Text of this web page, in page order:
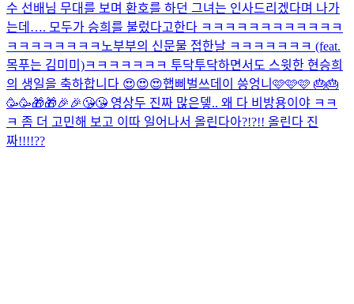
수 선배님 무대를 보며 환호를 하던 그녀는 인사드리겠다며 나가
는데…. 모두가 승희를 불렀다고한다 ㅋㅋㅋㅋㅋㅋㅋㅋㅋㅋㅋㅋ
ㅋㅋㅋㅋㅋㅋㅋㅋ 노부부의 신문물 접한날 ㅋㅋㅋㅋㅋㅋㅋ (feat.
목푸는 김미미)ㅋㅋㅋㅋㅋㅋㅋ 투닥투닥하면서도 스윗한 현승희
의 생일을 축하합니다 😍😍😍햅삐벌쓰데이 씅엉니🩷🩷🩷 🎂🎂
🥳🥳🎁🎁🎉🎉😘😘 영상두 진짜 많은뎋.. 왜 다 비방용이야 ㅋㅋ
ㅋ 좀 더 고민해 보고 이따 일어나서 올린다아?!?!! 올린다 진
짜!!!!??